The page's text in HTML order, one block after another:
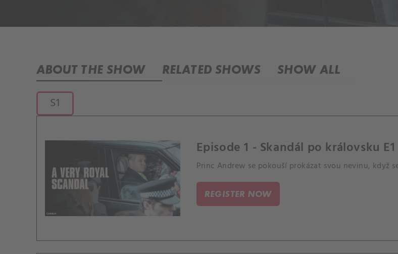
ABOUT THE SHOW RELATED SHOWS SHOW ALL
S1
Episode 1 - Skandál po královsku E1
Princ Andrew se pokouší prokázat svou nevinu, když
REGISTER NOW